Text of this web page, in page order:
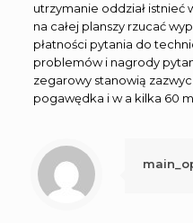
utrzymanie oddział istnieć
na całej planszy rzucać
płatności pytania do
problemów i nagrody
zegarowy stanowią
pogawędka i w a kilka 60